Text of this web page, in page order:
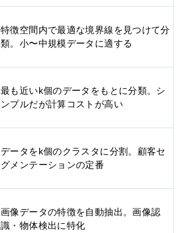
特徴空間内で最適な境界線を見つけて分
類。小〜中規模データに適する
最も近いk個のデータをもとに分類。シ
ンプルだが計算コストが高い
データをk個のクラスタに分割。顧客セ
グメンテーションの定番
画像データの特徴を自動抽出。画像認
識・物体検出に特化